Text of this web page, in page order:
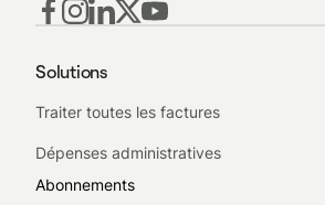
Solutions
Traiter toutes les factures
Dépenses administratives
Abonnements